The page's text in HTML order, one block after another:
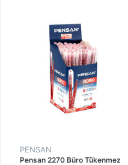
PENSAN
Pensan 2270 Büro Tükenmez